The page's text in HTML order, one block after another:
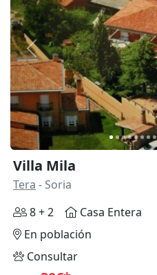
Anterior
Villa Mila
Tera - Soria
8 + 2
Casa Entera
En población
Consultar